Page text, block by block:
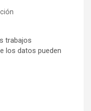
trabajos
los datos pueden